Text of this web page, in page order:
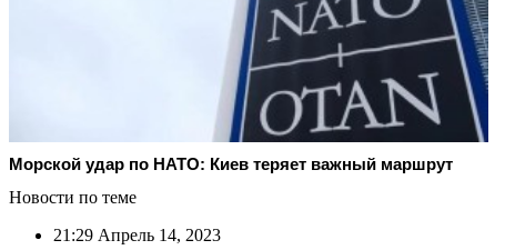
Морской удар по НАТО: Киев теряет важный маршрут
Новости по теме
21:29 Апрель 14, 2023